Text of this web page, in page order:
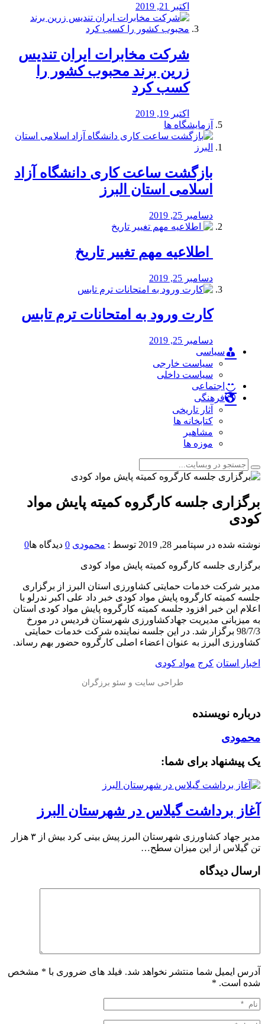
اکتبر 21, 2019
شرکت مخابرات ایران تندیس
زرین برند محبوب کشور را
کسب کرد
اکتبر 19, 2019
آزمایشگاه ها
بازگشت ساعت کاری دانشگاه آزاد
اسلامی استان البرز
دسامبر 25, 2019
️ اطلاعیه مهم تغییر تاریخ
دسامبر 25, 2019
کارت ورود به امتحانات ترم تابس
دسامبر 25, 2019
سیاسی
سیاست خارجی
سیاست داخلی
اجتماعی
فرهنگی
آثار تاریخی
کتابخانه ها
مشاهیر
موزه ها
برگزاری جلسه کارگروه کمیته پایش مواد
کودی
نوشته شده در سپتامبر 28, 2019 توسط : محمودی 0 دیدگاه ها0
برگزاری جلسه کارگروه کمیته پایش مواد کودی
مدیر شرکت خدمات حمایتی کشاورزی استان البرز از برگزاری
جلسه کمیته کارگروه پایش مواد کودی خبر داد علی اکبر ندرلو با
اعلام این خبر افزود جلسه کمیته کارگروه پایش مواد کودی استان
به میزبانی مدیریت جهادکشاورزی شهرستان فردیس در مورخ
98/7/3 برگزار شد. در این جلسه نماینده شرکت خدمات حمایتی
کشاورزی البرز به عنوان اعضاء اصلی کارگروه حضور بهم رساند.
اخبار استان کرج مواد کودی
درباره نویسنده
محمودی
یک پیشنهاد برای شما:
آغاز برداشت گیلاس در شهرستان البرز
مدیر جهاد کشاورزی شهرستان البرز پیش بینی کرد بیش از ۳ هزار
تن گیلاس از این میزان سطح…
ارسال دیدگاه
آدرس ایمیل شما منتشر نخواهد شد. فیلد های ضروری با * مشخص
شده است. *